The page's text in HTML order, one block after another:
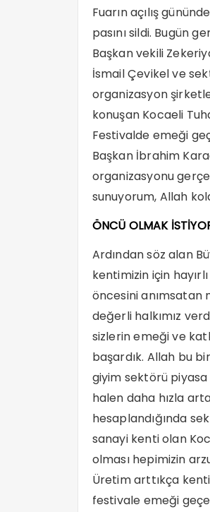
Fuarın açılış
pasını sildi. Bugün
Başkan vekili
İsmail Çevikel ve
organizasyon
konuşan Kocaeli
Festivalde emeği
Başkan İbrahim
organizasyonu
sunuyorum, Allah
ÖNCÜ OLMAK
Ardından söz alan
kentimizin için
öncesini anımsatan
değerli halkımız
sizlerin emeği ve
başardık. Allah bu
giyim sektörü
halen daha hızla
hesaplandığında
sanayi kenti olan
olması hepimizin
Üretim arttıkça
festivale emeği